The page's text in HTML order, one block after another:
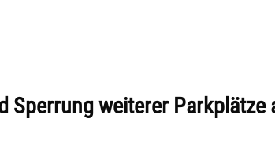
Sperrung weiterer Parkplätze